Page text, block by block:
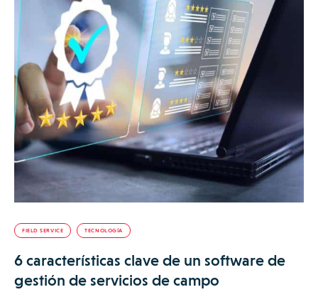
FIELD SERVICE TECNOLOGÍA
6 características clave de un software de
gestión de servicios de campo